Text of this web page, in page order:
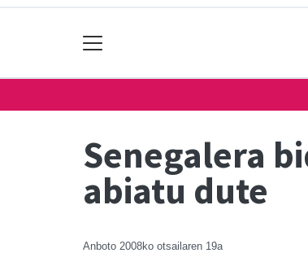
Senegalera
abiatu dute
Anboto 2008ko otsailaren 19a